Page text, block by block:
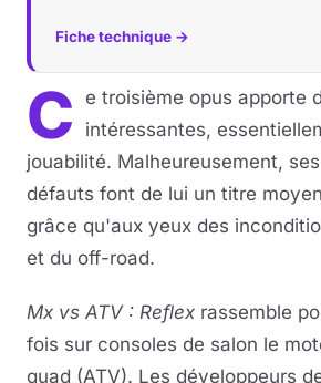
Fiche technique →
C
e troisième opus apporte
intéressantes,
jouabilité. Malheureusement,
défauts font de lui un titre
grâce qu'aux yeux des
et du off-road.
Mx vs ATV : Reflex rassemble
fois sur consoles de salon le
quad (ATV). Les développeurs